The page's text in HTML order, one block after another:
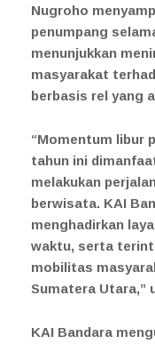
Nugroho
penumpang
menunjukkan
masyarakat
berbasis rel yang
“Momentum libur
tahun ini
melakukan
berwisata. KAI
menghadirkan
waktu, serta
mobilitas
Sumatera Utara,”
KAI Bandara